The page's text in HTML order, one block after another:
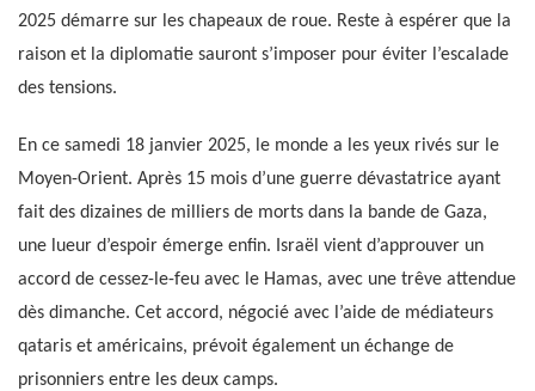
2025 démarre sur les chapeaux de roue. Reste à espérer que la
raison et la diplomatie sauront s’imposer pour éviter l’escalade
des tensions.
En ce samedi 18 janvier 2025, le monde a les yeux rivés sur le
Moyen-Orient. Après 15 mois d’une guerre dévastatrice ayant
fait des dizaines de milliers de morts dans la bande de Gaza,
une lueur d’espoir émerge enfin. Israël vient d’approuver un
accord de cessez-le-feu avec le Hamas, avec une trêve attendue
dès dimanche. Cet accord, négocié avec l’aide de médiateurs
qataris et américains, prévoit également un échange de
prisonniers entre les deux camps.